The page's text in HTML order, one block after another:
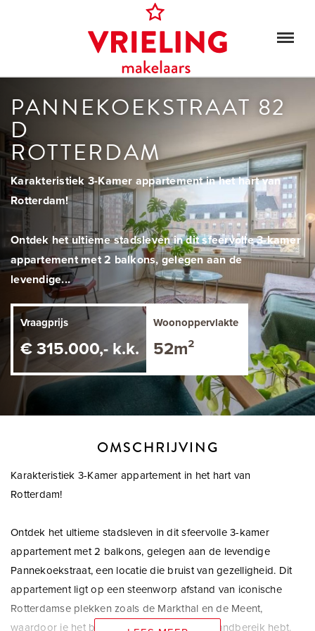
PANNEKOEKSTRAAT 82
D
ROTTERDAM
Karakteristiek 3-Kamer appartement in het hart van
Rotterdam!
Ontdek het ultieme stadsleven in dit sfeervolle 3-kamer
appartement met 2 balkons, gelegen aan de
levendige...
Vraagprijs
€ 315.000,- k.k.
Woonoppervlakte
52m²
OMSCHRIJVING
Karakteristiek 3-Kamer appartement in het hart van
Rotterdam!
Ontdek het ultieme stadsleven in dit sfeervolle 3-kamer
appartement met 2 balkons, gelegen aan de levendige
Pannekoekstraat, een locatie die bruist van gezelligheid. Dit
appartement ligt op een steenworp afstand van iconische
Rotterdamse plekken zoals de Markthal en de Meent,
waardoor je het beste van de stad binnen handbereik hebt.